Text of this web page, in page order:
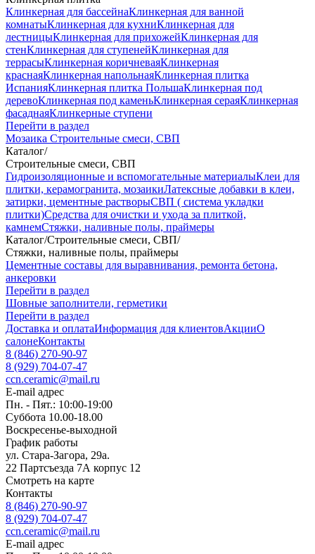
Клинкерная для бассейнаКлинкерная для ванной
комнатыКлинкерная для кухниКлинкерная для
лестницыКлинкерная для прихожейКлинкерная для
стенКлинкерная для ступенейКлинкерная для
террасыКлинкерная коричневаяКлинкерная
краснаяКлинкерная напольнаяКлинкерная плитка
ИспанияКлинкерная плитка ПольшаКлинкерная под
деревоКлинкерная под каменьКлинкерная сераяКлинкерная
фасаднаяКлинкерные ступени
Перейти в раздел
Мозаика Строительные смеси, СВП
Каталог/
Строительные смеси, СВП
Гидроизоляционные и вспомогательные материалыКлеи для
плитки, керамогранита, мозаикиЛатексные добавки в клеи,
затирки, цементные растворыСВП ( система укладки
плитки)Средства для очистки и ухода за плиткой,
камнемСтяжки, наливные полы, праймеры
Каталог/Строительные смеси, СВП/
Стяжки, наливные полы, праймеры
Цементные составы для выравнивания, ремонта бетона,
анкеровки
Перейти в раздел
Шовные заполнители, герметики
Перейти в раздел
Доставка и оплатаИнформация для клиентовАкцииО
салонеКонтакты
8 (846) 270-90-97
8 (929) 704-07-47
ccn.ceramic@mail.ru
E-mail адрес
Пн. - Пят.: 10:00-19:00
Суббота 10.00-18.00
Воскресенье-выходной
График работы
ул. Стара-Загора, 29а.
22 Партсъезда 7А корпус 12
Смотреть на карте
Контакты
8 (846) 270-90-97
8 (929) 704-07-47
ccn.ceramic@mail.ru
E-mail адрес